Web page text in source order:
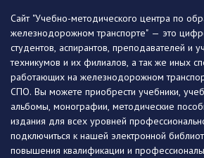
Сайт "Учебно-методического центра по
железнодорожном транспорте" — это
студентов, аспирантов, преподавателей и
техникумов и их филиалов, а так же иных
работающих на железнодорожном
СПО. Вы можете приобрести учебники,
альбомы, монографии, методические
издания для всех уровней
подключиться к нашей электронной
повышения квалификации и